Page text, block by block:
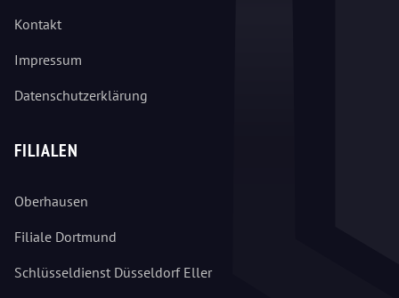
Kontakt
Impressum
Datenschutzerklärung
FILIALEN
Oberhausen
Filiale Dortmund
Schlüsseldienst Düsseldorf Eller